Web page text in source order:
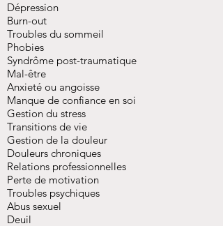
Dépression
Burn-out
Troubles du sommeil
Phobies
Syndrôme post-traumatique
Mal-être
Anxieté ou angoisse
Manque de confiance en soi
Gestion du stress
Transitions de vie
Gestion de la douleur
Douleurs chroniques
Relations professionnelles
Perte de motivation
Troubles psychiques
Abus sexuel
Deuil